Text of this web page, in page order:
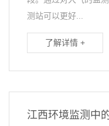
测站可以更好...
了解详情 +
江西环境监测中